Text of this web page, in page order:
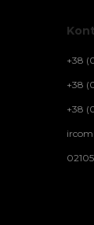
+38
+38
+38